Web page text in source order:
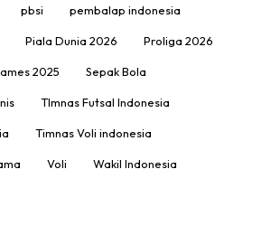
pbsi pembalap indonesia
Piala Dunia 2026 Proliga 2026
2025 Sepak Bola
TImnas Futsal Indonesia
Timnas Voli indonesia
Voli Wakil Indonesia